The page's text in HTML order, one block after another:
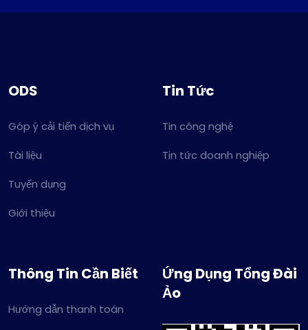
ODS
Góp ý cải tiến dịch vụ
Tài liệu
Tuyển dụng
Giới thiệu
Tin Tức
Tin công nghệ
Tin tức doanh nghiệp
Thông Tin Cần Biết
Hướng dẫn thanh toán
Ứng Dụng Tổng Đài
Ảo